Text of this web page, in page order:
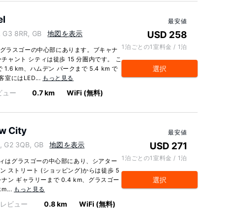
8RR, GB 地図を表示
ラスゴーの中心部にあります。ブキャナ
ャント シティは徒歩 15 分圏内です。 こ
1.6 km、ハムデン パークまで 5.4 km で
室にはLED... もっと見る
ュー 0.7 km WiFi (無料)
最安値
USD 258
1泊ごとの1室料金 / 1泊
選択
City
G2 3QB, GB 地図を表示
はグラスゴーの中心部にあり、シアター
ストリート (ショッピング)からは徒歩 5
ン ギャラリーまで 0.4 km、グラスゴー
もっと見る
ビュー 0.8 km WiFi (無料)
最安値
USD 271
1泊ごとの1室料金 / 1泊
選択